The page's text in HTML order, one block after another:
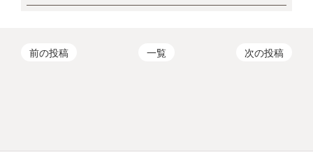
前の投稿 一覧 次の投稿